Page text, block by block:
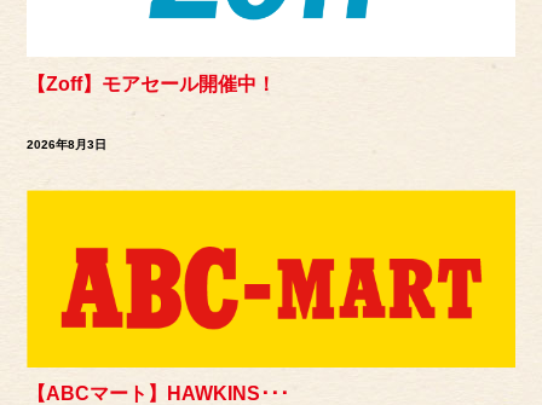
【Zoff】モアセール開催中！
2026年8月3日
【ABCマート】HAWKINS･･･